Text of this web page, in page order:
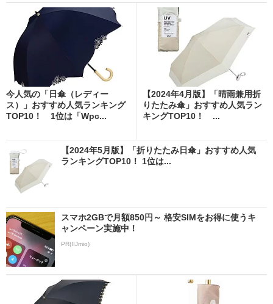
今人気の「日傘（レディー
ス）」おすすめ人気ランキング
TOP10！ 1位は「Wpc...
【2024年4月版】「晴雨兼用折
りたたみ傘」おすすめ人気ラン
キングTOP10！ ...
【2024年5月版】「折りたたみ日傘」おすすめ人気
ランキングTOP10！ 1位は...
スマホ2GBで月額850円～ 格安SIMをお得に使うキ
ャンペーン実施中！
PR(IIJmio)